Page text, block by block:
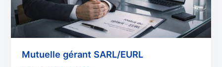
Mutuelle gérant SARL/EURL